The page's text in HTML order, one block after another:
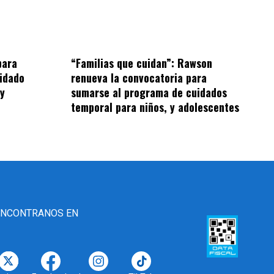
“Familias que cuidan”: Rawson
renueva la convocatoria para
sumarse al programa de cuidados
temporal para niños, y adolescentes
EN